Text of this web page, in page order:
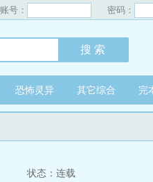
账号： 密码：
恐怖灵异 其它综合 完
状态：连载